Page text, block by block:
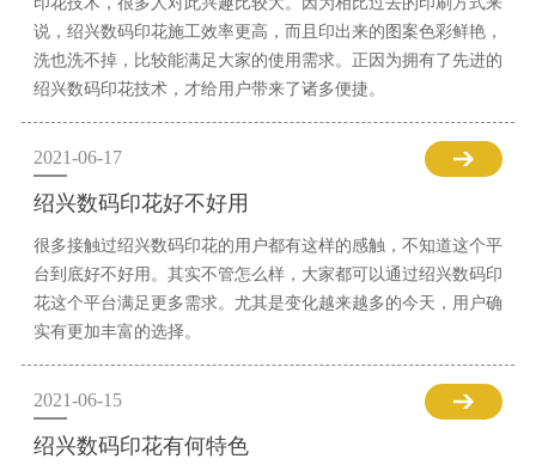
说，绍兴数码印花施工效率更高，而且印出来的图案色彩鲜艳，
洗也洗不掉，比较能满足大家的使用需求。正因为拥有了先进的
绍兴数码印花技术，才给用户带来了诸多便捷。
2021-06-17
绍兴数码印花好不好用
很多接触过绍兴数码印花的用户都有这样的感触，不知道这个平
台到底好不好用。其实不管怎么样，大家都可以通过绍兴数码印
花这个平台满足更多需求。尤其是变化越来越多的今天，用户确
实有更加丰富的选择。
2021-06-15
绍兴数码印花有何特色